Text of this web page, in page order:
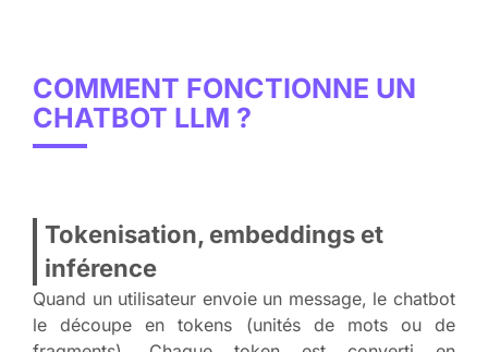
COMMENT FONCTIONNE UN
CHATBOT LLM ?
Tokenisation, embeddings et
inférence
Quand un utilisateur envoie un message, le chatbot
le découpe en tokens (unités de mots ou de